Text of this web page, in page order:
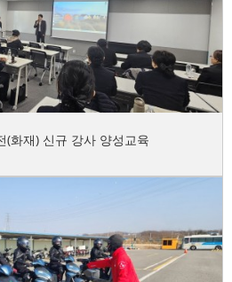
(화재) 신규 강사 양성교육